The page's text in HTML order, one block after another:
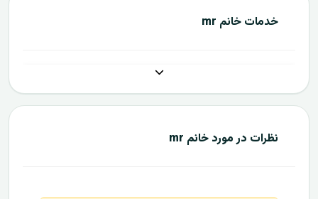
خدمات خانم mr
نظرات در مورد خانم mr